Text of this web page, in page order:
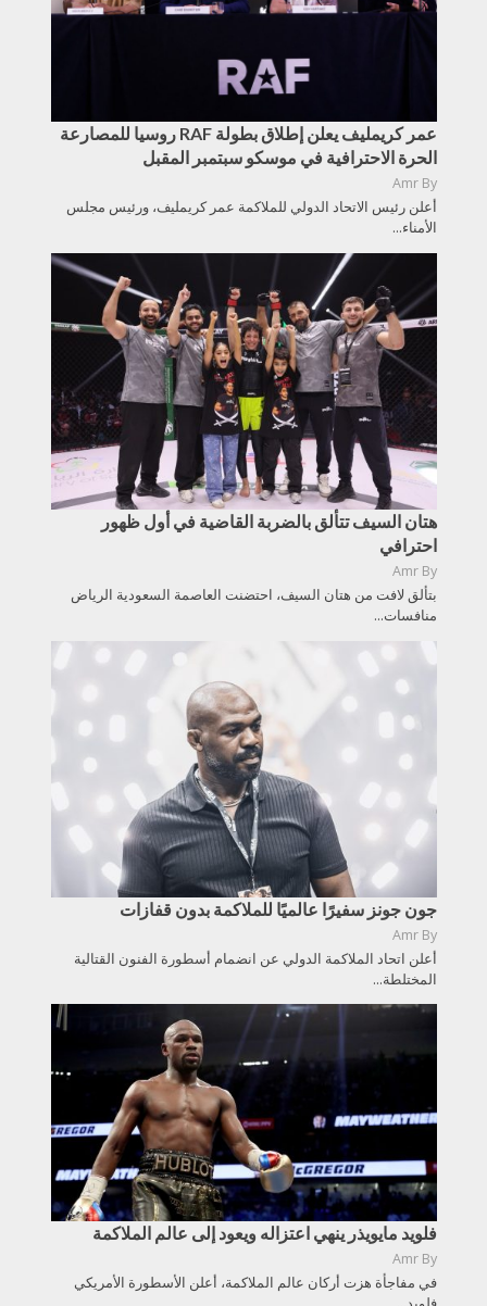
عمر كريمليف يعلن إطلاق بطولة RAF روسيا للمصارعة
الحرة الاحترافية في موسكو سبتمبر المقبل
By
Amr
أعلن رئيس الاتحاد الدولي للملاكمة عمر كريمليف، ورئيس مجلس
الأمناء...
هتان السيف تتألق بالضربة القاضية في أول ظهور
احترافي
By
Amr
بتألق لافت من هتان السيف، احتضنت العاصمة السعودية الرياض
منافسات...
جون جونز سفيرًا عالميًا للملاكمة بدون قفازات
By
Amr
أعلن اتحاد الملاكمة الدولي عن انضمام أسطورة الفنون القتالية
المختلطة...
فلويد مايويذر ينهي اعتزاله ويعود إلى عالم الملاكمة
By
Amr
في مفاجأة هزت أركان عالم الملاكمة، أعلن الأسطورة الأمريكي